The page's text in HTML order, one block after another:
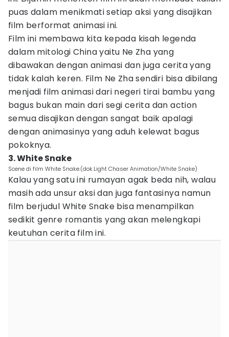
puas dalam menikmati setiap aksi yang disajikan
film berformat animasi ini.
Film ini membawa kita kepada kisah legenda
dalam mitologi China yaitu Ne Zha yang
dibawakan dengan animasi dan juga cerita yang
tidak kalah keren. Film Ne Zha sendiri bisa dibilang
menjadi film animasi dari negeri tirai bambu yang
bagus bukan main dari segi cerita dan action
semua disajikan dengan sangat baik apalagi
dengan animasinya yang aduh kelewat bagus
pokoknya.
3. White Snake
Scene di film White Snake.(dok.Light Chaser Animation/White Snake)
Kalau yang satu ini rumayan agak beda nih, walau
masih ada unsur aksi dan juga fantasinya namun
film berjudul White Snake bisa menampilkan
sedikit genre romantis yang akan melengkapi
keutuhan cerita film ini.